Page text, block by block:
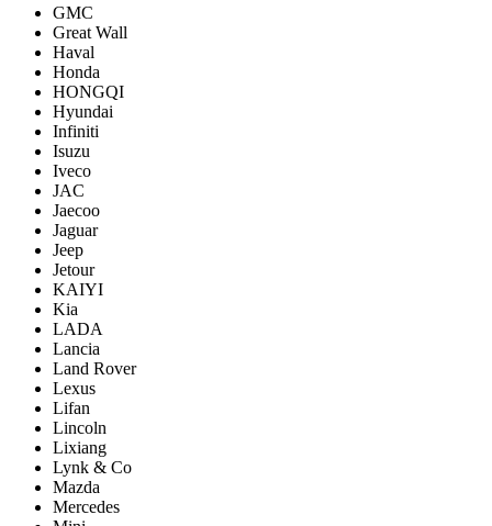
GMC
Great Wall
Haval
Honda
HONGQI
Hyundai
Infiniti
Isuzu
Iveco
JAC
Jaecoo
Jaguar
Jeep
Jetour
KAIYI
Kia
LADA
Lancia
Land Rover
Lexus
Lifan
Lincoln
Lixiang
Lynk & Co
Mazda
Mercedes